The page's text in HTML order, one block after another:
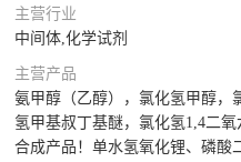
主营行业
中间体,化学试剂
主营产品
氨甲醇（乙醇），氯化氢甲醇，
氢甲基叔丁基醚，氯化氢1,4二
合成产品！单水氢氧化锂、磷酸